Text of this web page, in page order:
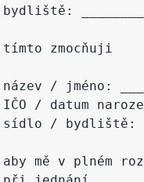
bydliště:
tímto zmocňuji
název / jméno:
IČO / datum
sídlo / bydliště:
aby mě v plném